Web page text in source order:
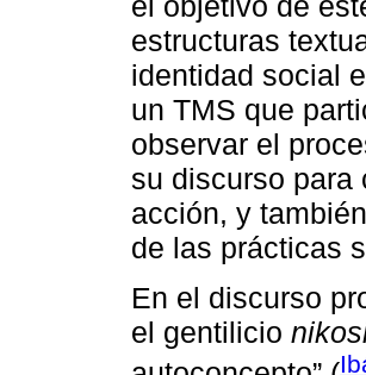
estructuras
identidad social
un TMS que
observar el
su discurso para
acción, y
de las prácticas
En el discurso
el gentilicio